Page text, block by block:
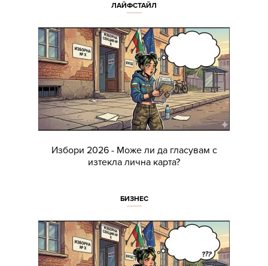
ЛАЙФСТАЙЛ
Избори 2026 - Може ли да гласувам с
изтекла лична карта?
БИЗНЕС